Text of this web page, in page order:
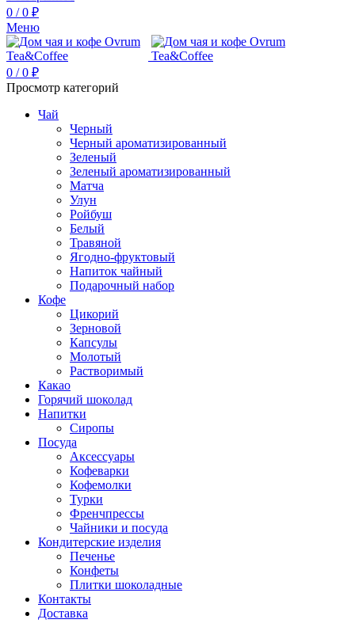
0 / 0 ₽
Меню
0 / 0 ₽
Просмотр категорий
Чай
Черный
Черный ароматизированный
Зеленый
Зеленый ароматизированный
Матча
Улун
Ройбуш
Белый
Травяной
Ягодно-фруктовый
Напиток чайный
Подарочный набор
Кофе
Цикорий
Зерновой
Капсулы
Молотый
Растворимый
Какао
Горячий шоколад
Напитки
Сиропы
Посуда
Аксессуары
Кофеварки
Кофемолки
Турки
Френчпрессы
Чайники и посуда
Кондитерские изделия
Печенье
Конфеты
Плитки шоколадные
Контакты
Доставка